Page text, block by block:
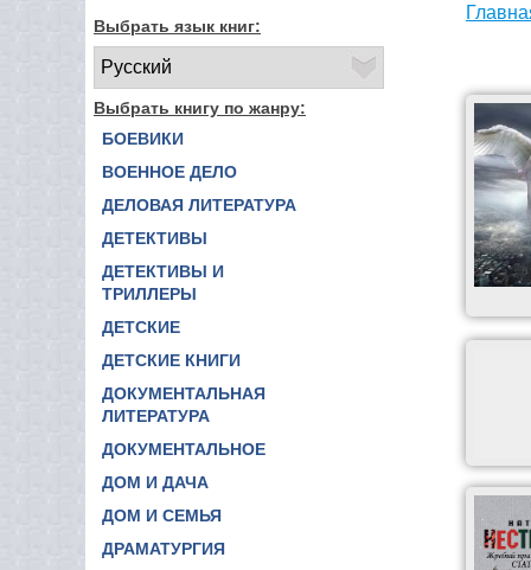
Выбрать язык книг:
Выбрать книгу по жанру:
БОЕВИКИ
ВОЕННОЕ ДЕЛО
ДЕЛОВАЯ ЛИТЕРАТУРА
ДЕТЕКТИВЫ
ДЕТЕКТИВЫ И
ТРИЛЛЕРЫ
ДЕТСКИЕ
ДЕТСКИЕ КНИГИ
ДОКУМЕНТАЛЬНАЯ
ЛИТЕРАТУРА
ДОКУМЕНТАЛЬНОЕ
ДОМ И ДАЧА
ДОМ И СЕМЬЯ
ДРАМАТУРГИЯ